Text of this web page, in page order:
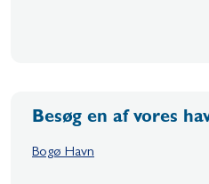
Besøg en af vores
Bogø Havn